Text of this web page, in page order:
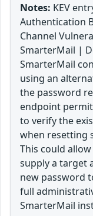
Notes: KEV
Authentication
Channel
SmarterMail |
SmarterMail
using an
the password
endpoint
to verify the
when resetting
This could
supply a target
new password
full
SmarterMail